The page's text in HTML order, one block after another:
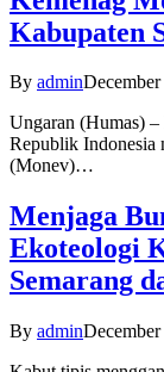
Kabupaten
By admin
Ungaran (Humas)
Republik Indonesia
(Monev)…
Menjaga
Ekoteologi
Semarang
By admin